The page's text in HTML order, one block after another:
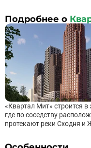
Подробнее о
«Квартал Мит» строится
где по соседству
протекают реки Сходня и